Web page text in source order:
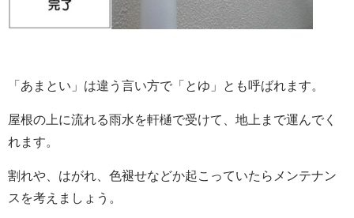
「あまとい」は違う言い方で「とゆ」とも呼ばれます。
屋根の上に流れる雨水を軒樋で受けて、地上まで運んでく
れます。
割れや、はがれ、色褪せなどか起こっていたらメンテナン
スを考えましょう。